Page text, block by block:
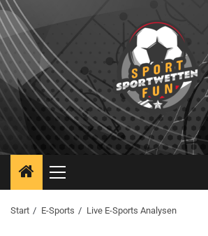
Start E-Sports Live E-Sports Analysen